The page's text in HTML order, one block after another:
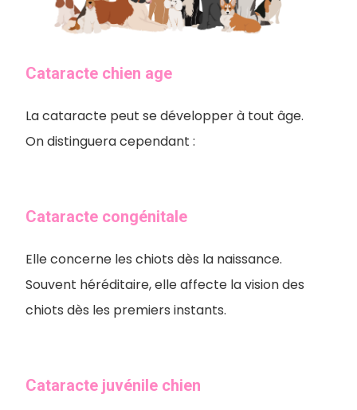
Cataracte chien age
La cataracte peut se développer à tout âge.
On distinguera cependant :
Cataracte congénitale
Elle concerne les chiots dès la naissance.
Souvent héréditaire, elle affecte la vision des
chiots dès les premiers instants.
Cataracte juvénile chien